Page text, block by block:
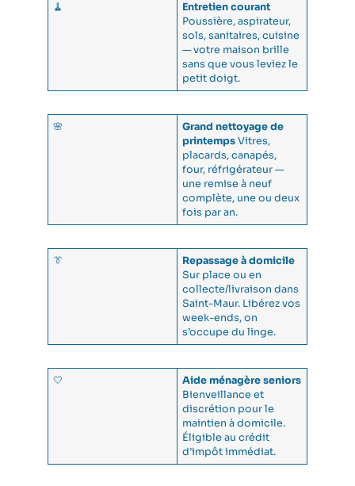
🧹
Entretien courant
Poussière, aspirateur,
sols, sanitaires, cuisine
— votre maison brille
sans que vous leviez le
petit doigt.
🌸
Grand nettoyage de
printempsVitres,
placards, canapés,
four, réfrigérateur —
une remise à neuf
complète, une ou deux
fois par an.
👔
Repassage à domicile
Sur place ou en
collecte/livraison dans
Saint-Maur. Libérez vos
week-ends, on
s’occupe du linge.
🤍
Aide ménagère seniors
Bienveillance et
discrétion pour le
maintien à domicile.
Éligible au crédit
d’impôt immédiat.